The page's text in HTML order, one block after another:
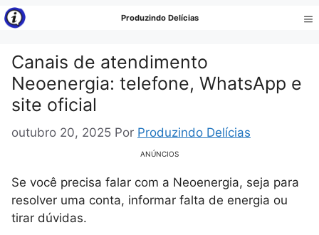
Pular
para
conteúdo
Produzindo Delícias
Canais de atendimento
Neoenergia: telefone, WhatsApp e
site oficial
outubro 20, 2025 Por Produzindo Delícias
ANÚNCIOS
Se você precisa falar com a Neoenergia, seja para
resolver uma conta, informar falta de energia ou
tirar dúvidas.